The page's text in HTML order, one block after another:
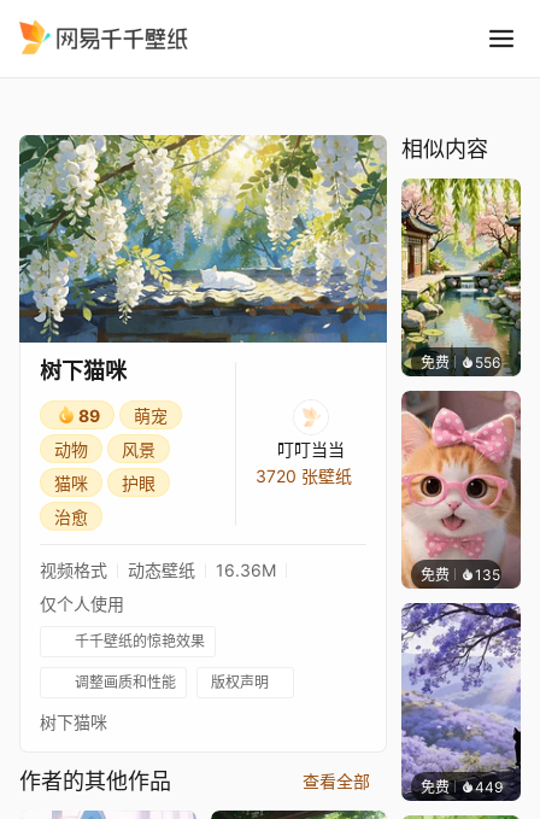
树下猫咪
89
萌宠
动物
风景
猫咪
护眼
治愈
叮叮当当
3720 张壁纸
视频格式 动态壁纸
16.36M
仅个人使用
千千壁纸的惊艳效果
调整画质和性能 版权声明
树下猫咪
作者的其他作品 查看全部
相似内容
免费 556渔小小
免费 135好看
免费 449渔小小